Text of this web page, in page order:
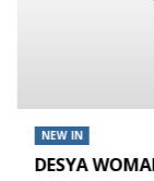
NEW IN
DESYA